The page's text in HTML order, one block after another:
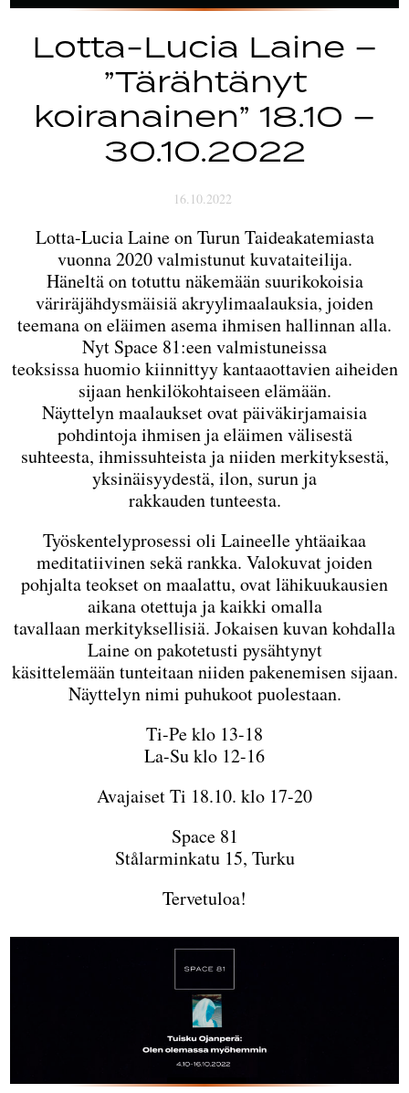
Lotta-Lucia Laine –
”Tärähtänyt
koiranainen” 18.10 –
30.10.2022
16.10.2022
Lotta-Lucia Laine on Turun Taideakatemiasta
vuonna 2020 valmistunut kuvataiteilija.
Häneltä on totuttu näkemään suurikokoisia
väriräjähdysmäisiä akryylimaalauksia, joiden
teemana on eläimen asema ihmisen hallinnan alla.
Nyt Space 81:een valmistuneissa
teoksissa huomio kiinnittyy kantaaottavien aiheiden
sijaan henkilökohtaiseen elämään.
Näyttelyn maalaukset ovat päiväkirjamaisia
pohdintoja ihmisen ja eläimen välisestä
suhteesta, ihmissuhteista ja niiden merkityksestä,
yksinäisyydestä, ilon, surun ja
rakkauden tunteesta.
Työskentelyprosessi oli Laineelle yhtäaikaa
meditatiivinen sekä rankka. Valokuvat joiden
pohjalta teokset on maalattu, ovat lähikuukausien
aikana otettuja ja kaikki omalla
tavallaan merkityksellisiä. Jokaisen kuvan kohdalla
Laine on pakotetusti pysähtynyt
käsittelemään tunteitaan niiden pakenemisen sijaan.
Näyttelyn nimi puhukoot puolestaan.
Ti-Pe klo 13-18
La-Su klo 12-16
Avajaiset Ti 18.10. klo 17-20
Space 81
Stålarminkatu 15, Turku
Tervetuloa!